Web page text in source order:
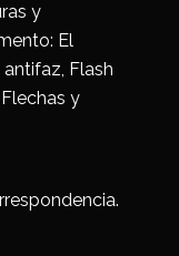
y
El
Flash
y